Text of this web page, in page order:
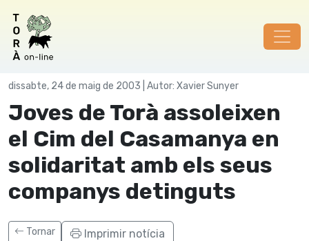
dissabte, 24 de maig de 2003 | Autor: Xavier Sunyer
Joves de Torà assoleixen
el Cim del Casamanya en
solidaritat amb els seus
companys detinguts
Tornar Imprimir notícia